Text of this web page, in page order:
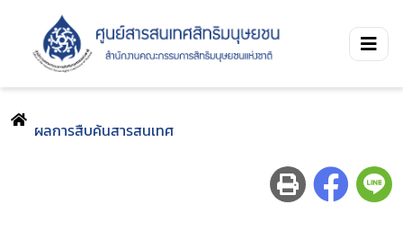
ผลการสืบค้นสารสนเทศ